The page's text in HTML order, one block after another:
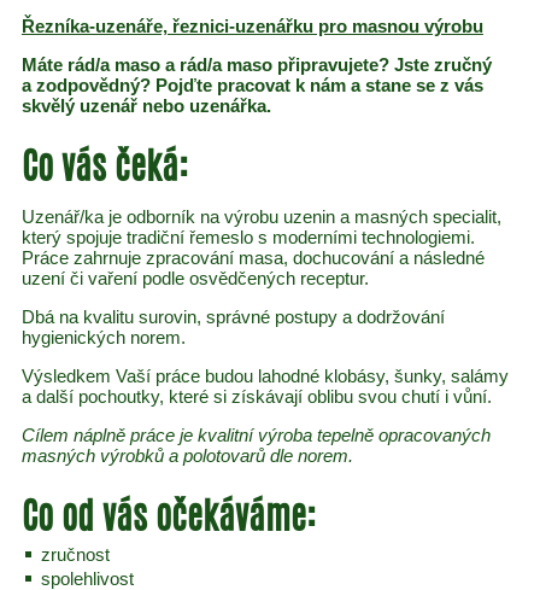
Řezníka-uzenáře, řeznici-uzenářku pro masnou výrobu
Máte rád/a maso a rád/a maso připravujete? Jste zručný
a zodpovědný? Pojďte pracovat k nám a stane se z vás
skvělý uzenář nebo uzenářka.
Co vás čeká:
Uzenář/ka je odborník na výrobu uzenin a masných specialit,
který spojuje tradiční řemeslo s moderními technologiemi.
Práce zahrnuje zpracování masa, dochucování a následné
uzení či vaření podle osvědčených receptur.
Dbá na kvalitu surovin, správné postupy a dodržování
hygienických norem.
Výsledkem Vaší práce budou lahodné klobásy, šunky, salámy
a další pochoutky, které si získávají oblibu svou chutí i vůní.
Cílem náplně práce je kvalitní výroba tepelně opracovaných
masných výrobků a polotovarů dle norem.
Co od vás očekáváme:
zručnost
spolehlivost